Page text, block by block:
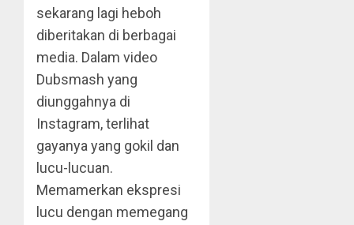
sekarang lagi heboh
diberitakan di berbagai
media. Dalam video
Dubsmash yang
diunggahnya di
Instagram, terlihat
gayanya yang gokil dan
lucu-lucuan.
Memamerkan ekspresi
lucu dengan memegang